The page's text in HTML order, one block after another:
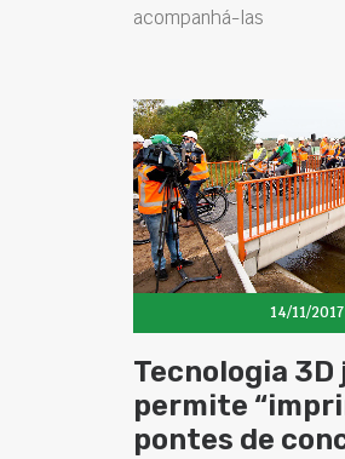
acompanhá-las
14/11/2017
Tecnologia 3D
permite
pontes de